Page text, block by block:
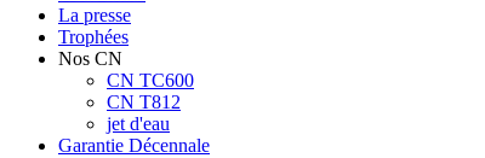
La presse
Trophées
Nos CN
CN TC600
CN T812
jet d'eau
Garantie Décennale